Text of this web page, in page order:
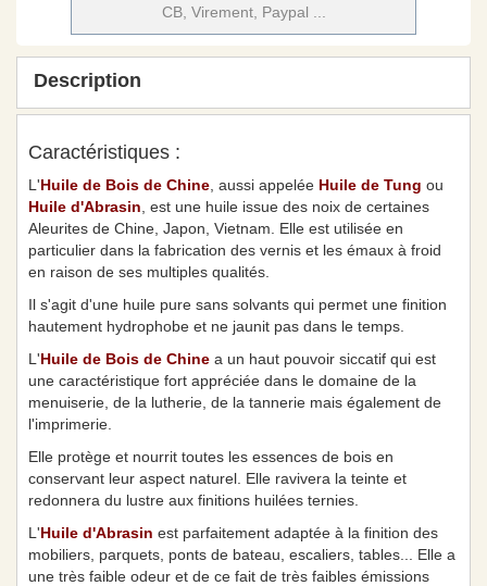
CB, Virement, Paypal ...
Description
Caractéristiques :
L'Huile de Bois de Chine , aussi appelée Huile de Tung ou
Huile d'Abrasin , est une huile issue des noix de certaines
Aleurites de Chine, Japon, Vietnam. Elle est utilisée en
particulier dans la fabrication des vernis et les émaux à froid
en raison de ses multiples qualités.
Il s'agit d'une huile pure sans solvants qui permet une finition
hautement hydrophobe et ne jaunit pas dans le temps.
L'Huile de Bois de Chine a un haut pouvoir siccatif qui est
une caractéristique fort appréciée dans le domaine de la
menuiserie, de la lutherie, de la tannerie mais également de
l'imprimerie.
Elle protège et nourrit toutes les essences de bois en
conservant leur aspect naturel. Elle ravivera la teinte et
redonnera du lustre aux finitions huilées ternies.
L'Huile d'Abrasin est parfaitement adaptée à la finition des
mobiliers, parquets, ponts de bateau, escaliers, tables... Elle a
une très faible odeur et de ce fait de très faibles émissions